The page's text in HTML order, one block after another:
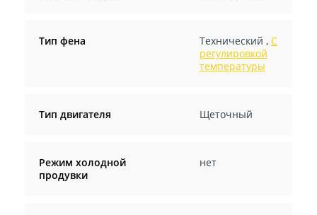
Тип фена Технический , С
регулировкой
температуры
Тип двигателя Щеточный
Режим холодной
продувки
нет